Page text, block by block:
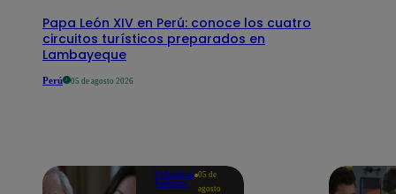
Papa León XIV en Perú: conoce los cuatro
circuitos turísticos preparados en
Lambayeque
Perú 05 de agosto 2026
Valentina
Valiente
05 de
agosto